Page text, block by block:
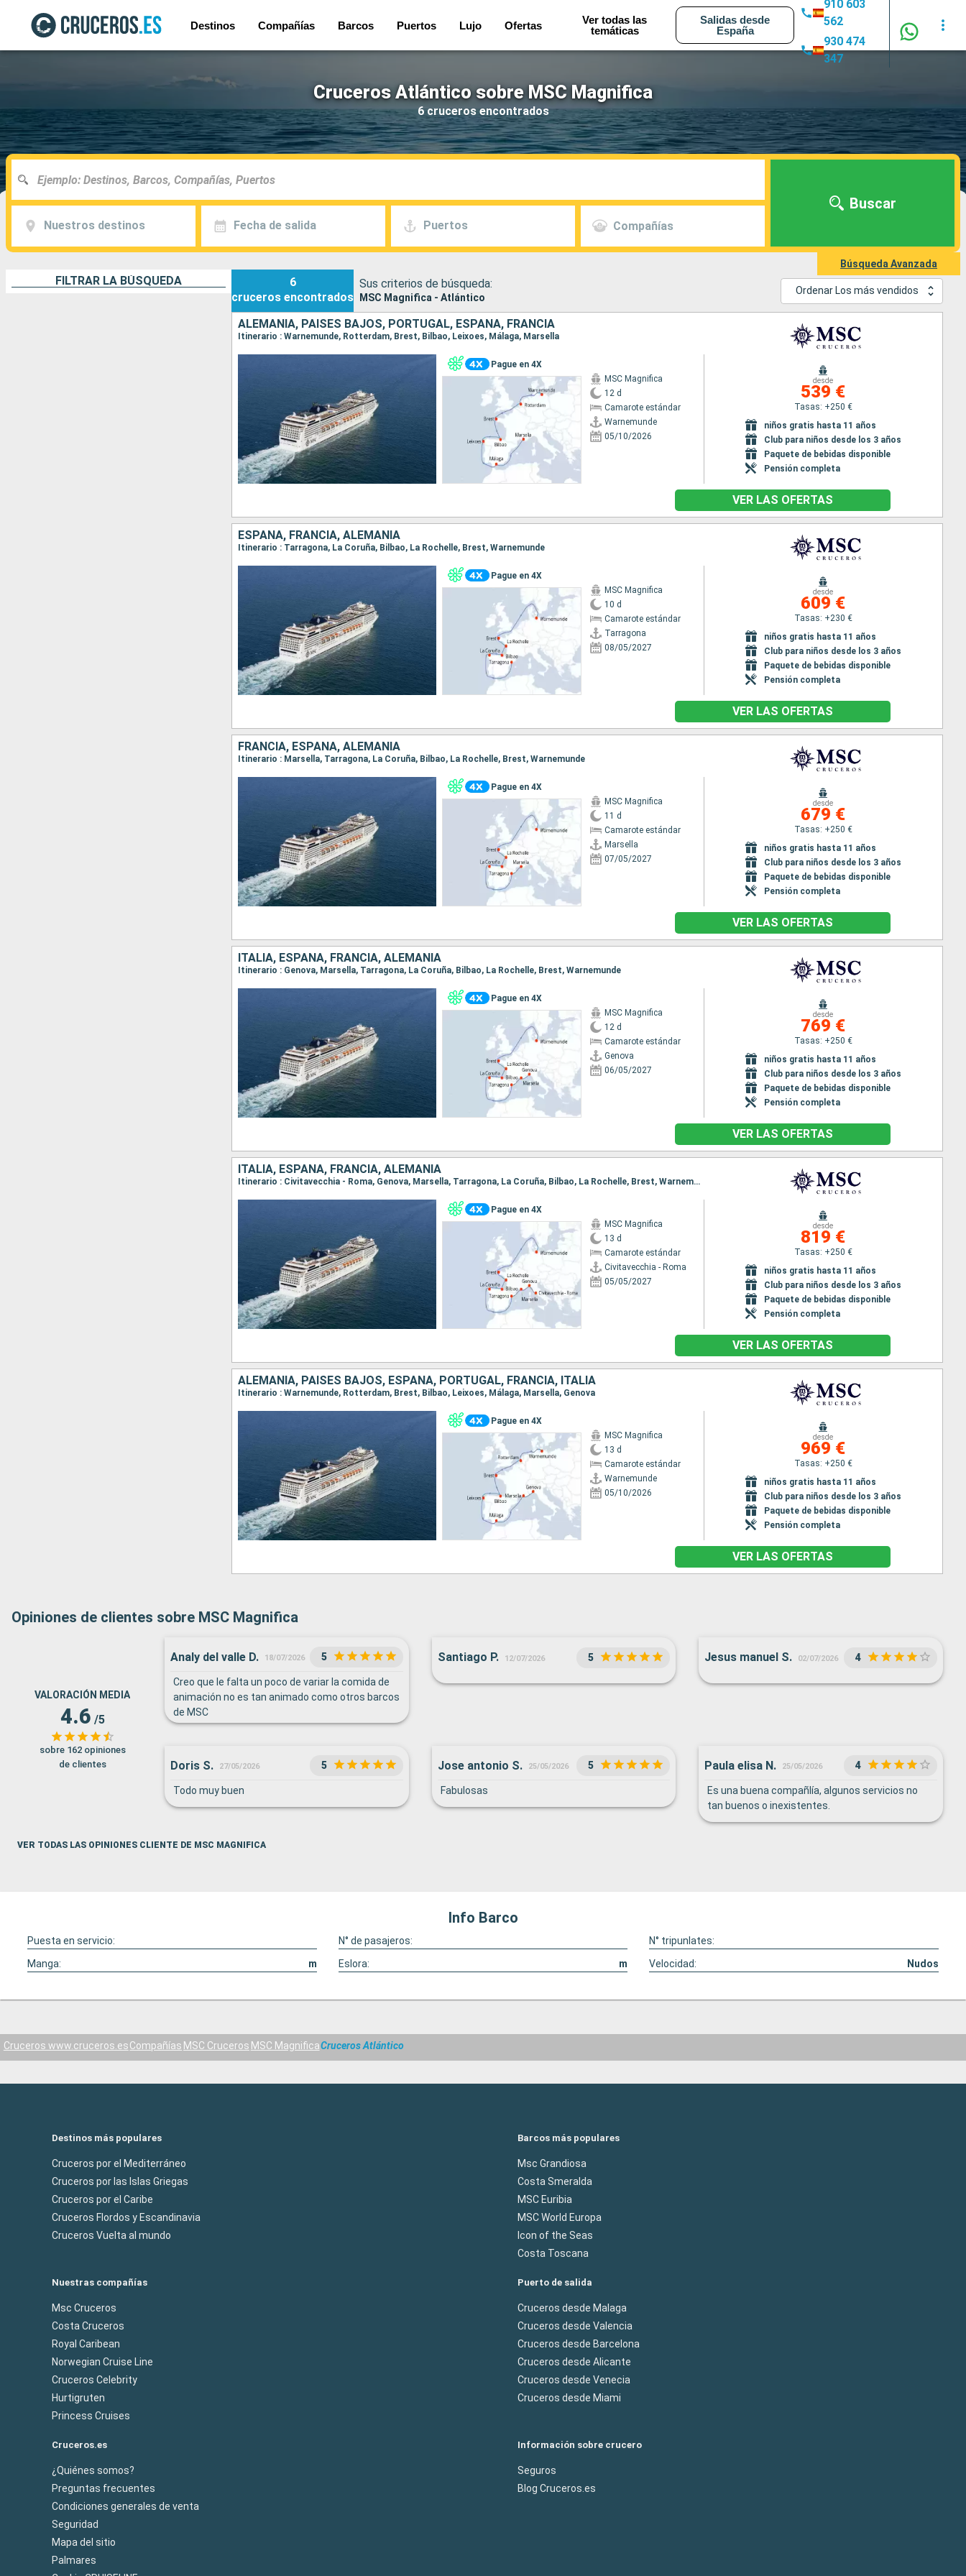
Destinos Compañías Barcos Puertos Lujo Ofertas
Ver todas las
temáticas
Salidas desde
España
910 603
562
930 474
347
Cruceros Atlántico sobre MSC Magnifica
6 cruceros encontrados
Nuestros destinos Fecha de salida Puertos Compañías
Buscar
Búsqueda Avanzada
FILTRAR LA BÚSQUEDA
6
cruceros encontrados
Sus criterios de búsqueda:
MSC Magnifica - Atlántico
Ordenar Los más vendidos
ALEMANIA, PAISES BAJOS, PORTUGAL, ESPAÑA, FRANCIA
Itinerario : Warnemunde, Rotterdam, Brest, Bilbao, Leixoes, Málaga, Marsella
Pague en 4X
MSC Magnifica
12 d
Camarote estándar
Warnemunde
05/10/2026
desde
539 €
Tasas: +250 €
niños gratis hasta 11 años
Club para niños desde los 3 años
Paquete de bebidas disponible
Pensión completa
VER LAS OFERTAS
ESPAÑA, FRANCIA, ALEMANIA
Itinerario : Tarragona, La Coruña, Bilbao, La Rochelle, Brest, Warnemunde
Pague en 4X
MSC Magnifica
10 d
Camarote estándar
Tarragona
08/05/2027
desde
609 €
Tasas: +230 €
niños gratis hasta 11 años
Club para niños desde los 3 años
Paquete de bebidas disponible
Pensión completa
VER LAS OFERTAS
FRANCIA, ESPAÑA, ALEMANIA
Itinerario : Marsella, Tarragona, La Coruña, Bilbao, La Rochelle, Brest, Warnemunde
Pague en 4X
MSC Magnifica
11 d
Camarote estándar
Marsella
07/05/2027
desde
679 €
Tasas: +250 €
niños gratis hasta 11 años
Club para niños desde los 3 años
Paquete de bebidas disponible
Pensión completa
VER LAS OFERTAS
ITALIA, ESPAÑA, FRANCIA, ALEMANIA
Itinerario : Genova, Marsella, Tarragona, La Coruña, Bilbao, La Rochelle, Brest, Warnemunde
Pague en 4X
MSC Magnifica
12 d
Camarote estándar
Genova
06/05/2027
desde
769 €
Tasas: +250 €
niños gratis hasta 11 años
Club para niños desde los 3 años
Paquete de bebidas disponible
Pensión completa
VER LAS OFERTAS
ITALIA, ESPAÑA, FRANCIA, ALEMANIA
Itinerario : Civitavecchia - Roma, Genova, Marsella, Tarragona, La Coruña, Bilbao, La Rochelle, Brest, Warnemunde
Pague en 4X
MSC Magnifica
13 d
Camarote estándar
Civitavecchia - Roma
05/05/2027
desde
819 €
Tasas: +250 €
niños gratis hasta 11 años
Club para niños desde los 3 años
Paquete de bebidas disponible
Pensión completa
VER LAS OFERTAS
ALEMANIA, PAISES BAJOS, ESPAÑA, PORTUGAL, FRANCIA, ITALIA
Itinerario : Warnemunde, Rotterdam, Brest, Bilbao, Leixoes, Málaga, Marsella, Genova
Pague en 4X
MSC Magnifica
13 d
Camarote estándar
Warnemunde
05/10/2026
desde
969 €
Tasas: +250 €
niños gratis hasta 11 años
Club para niños desde los 3 años
Paquete de bebidas disponible
Pensión completa
VER LAS OFERTAS
Opiniones de clientes sobre MSC Magnifica
VALORACIÓN MEDIA
4.6 /5
sobre 162 opiniones
de clientes
Analy del valle D. 18/07/2026 5
Creo que le falta un poco de variar la comida de
animación no es tan animado como otros barcos
de MSC
Santiago P. 12/07/2026 5 Jesus manuel S. 02/07/2026 4
Doris S. 27/05/2026 5
Todo muy buen
Jose antonio S. 25/05/2026 5
Fabulosas
Paula elisa N. 25/05/2026 4
Es una buena compañlía, algunos servicios no
tan buenos o inexistentes.
VER TODAS LAS OPINIONES CLIENTE DE MSC MAGNIFICA
Info Barco
Puesta en servicio: N° de pasajeros:
N° tripunlates:
Manga:
m Eslora: m Velocidad: Nudos
Cruceros www.cruceros.esCompañías MSC Cruceros MSC MagnificaCruceros Atlántico
Destinos más populares
Cruceros por el Mediterráneo
Cruceros por las Islas Griegas
Cruceros por el Caribe
Cruceros Flordos y Escandinavia
Cruceros Vuelta al mundo
Barcos más populares
Msc Grandiosa
Costa Smeralda
MSC Euribia
MSC World Europa
Icon of the Seas
Costa Toscana
Nuestras compañías
Msc Cruceros
Costa Cruceros
Royal Caribean
Norwegian Cruise Line
Cruceros Celebrity
Hurtigruten
Princess Cruises
Puerto de salida
Cruceros desde Malaga
Cruceros desde Valencia
Cruceros desde Barcelona
Cruceros desde Alicante
Cruceros desde Venecia
Cruceros desde Miami
Cruceros.es
¿Quiénes somos?
Preguntas frecuentes
Condiciones generales de venta
Seguridad
Mapa del sitio
Palmares
Información sobre crucero
Seguros
Blog Cruceros.es